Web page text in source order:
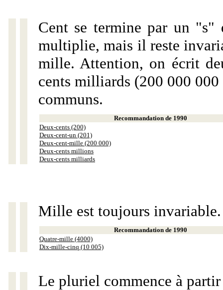
Cent se termine par un "s"
multiplie, mais il reste
mille. Attention, on écrit
cents milliards (200 000
communs.
Recommandation de 1990
Deux-cents (200)
Deux-cent-un (201)
Deux-cent-mille (200 000)
Deux-cents millions
Deux-cents milliards
Mille est toujours invariable.
Recommandation de 1990
Quatre-mille (4000)
Dix-mille-cinq (10 005)
Le pluriel commence à